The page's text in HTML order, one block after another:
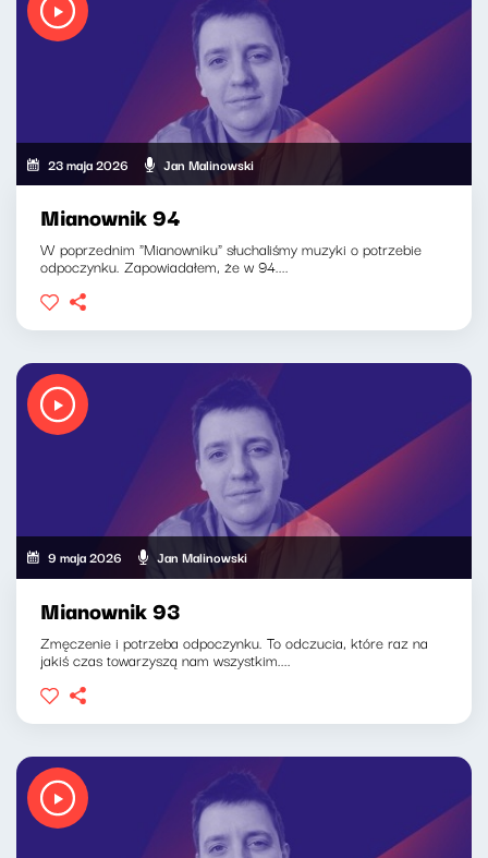
23 maja 2026 Jan Malinowski
Mianownik 94
W poprzednim "Mianowniku" słuchaliśmy muzyki o potrzebie
odpoczynku. Zapowiadałem, że w 94....
9 maja 2026 Jan Malinowski
Mianownik 93
Zmęczenie i potrzeba odpoczynku. To odczucia, które raz na
jakiś czas towarzyszą nam wszystkim....